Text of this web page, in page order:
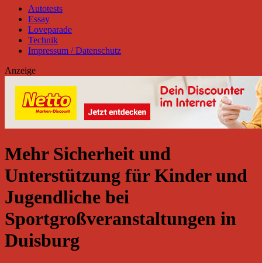
Autotests
Essay
Loveparade
Technik
Impressum / Datenschutz
Anzeige
Mehr Sicherheit und
Unterstützung für Kinder und
Jugendliche bei
Sportgroßveranstaltungen in
Duisburg